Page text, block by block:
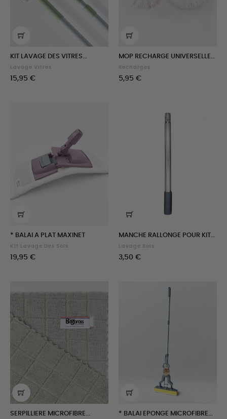
KIT LAVAGE DES VITRES...
Lavage Vitres
Prix
15,95 €
MOP RECHARGE UNIVERSELLE...
Recharges
Prix
5,95 €
* BALAI A PLAT MAXINET
Kit Lavage Des Sols
Prix
19,95 €
MANCHE RALLONGE POUR KIT...
Lavage Sols
Prix
3,50 €
SERPILLIERE MICROFIBRE... * BALAI EPONGE MICROFIBRE...